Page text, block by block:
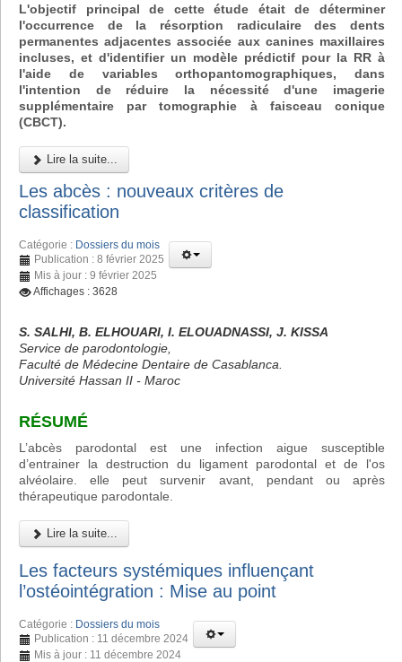
L'objectif principal de cette étude était de déterminer
l'occurrence de la résorption radiculaire des dents
permanentes adjacentes associée aux canines maxillaires
incluses, et d'identifier un modèle prédictif pour la RR à
l'aide de variables orthopantomographiques, dans
l'intention de réduire la nécessité d'une imagerie
supplémentaire par tomographie à faisceau conique
(CBCT).
Lire la suite...
Les abcès : nouveaux critères de
classification
Catégorie : Dossiers du mois
Publication : 8 février 2025
Mis à jour : 9 février 2025
Affichages : 3628
S. SALHI, B. ELHOUARI, I. ELOUADNASSI, J. KISSA
Service de parodontologie,
Faculté de Médecine Dentaire de Casablanca.
Université Hassan II - Maroc
RÉSUMÉ
L’abcès parodontal est une infection aigue susceptible
d’entrainer la destruction du ligament parodontal et de l'os
alvéolaire. elle peut survenir avant, pendant ou après
thérapeutique parodontale.
Lire la suite...
Les facteurs systémiques influençant
l’ostéointégration : Mise au point
Catégorie : Dossiers du mois
Publication : 11 décembre 2024
Mis à jour : 11 décembre 2024